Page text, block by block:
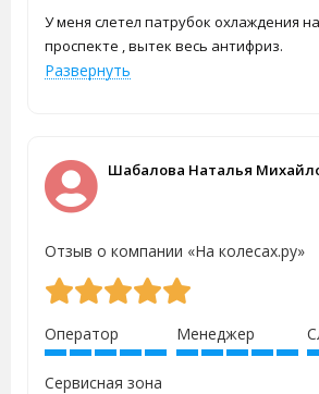
У меня слетел патрубок охлаждения
проспекте , вытек весь антифриз.
Развернуть
Шабалова Наталья
Отзыв о компании «На колесах.ру»
Оператор Менеджер
Сервисная зона